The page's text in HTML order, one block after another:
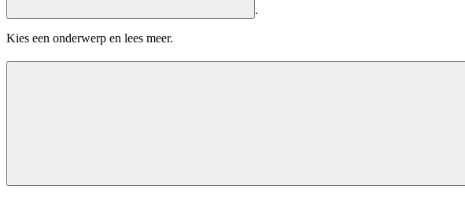
.
Kies een onderwerp en lees meer.